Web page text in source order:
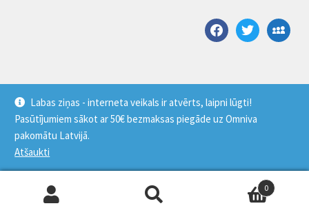
Labas ziņas - interneta veikals ir atvērts, laipni lūgti!
Pasūtījumiem sākot ar 50€ bezmaksas piegāde uz Omniva
pakomātu Latvijā.
Atšaukti
facebooktwittermyspace
© Saldus pārtikas kombināts 2026
Sukūrė WooCommerce
0